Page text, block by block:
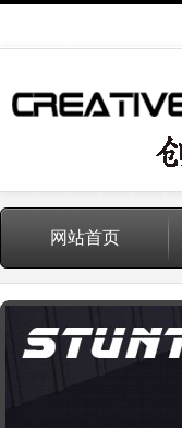
网站首页